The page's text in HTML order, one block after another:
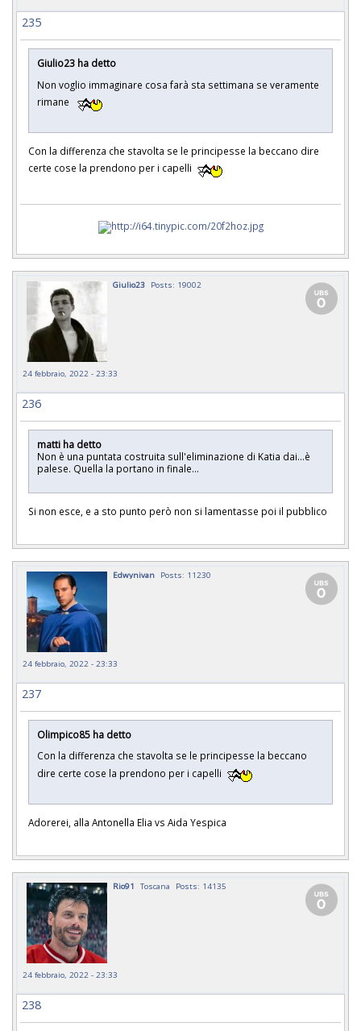
235
Giulio23 ha detto
Non voglio immaginare cosa farà sta settimana se veramente
rimane
Con la differenza che stavolta se le principesse la beccano dire
certe cose la prendono per i capelli
Giulio23 Posts: 19002
24 febbraio, 2022 - 23:33
236
matti ha detto
Non è una puntata costruita sull'eliminazione di Katia dai...è
palese. Quella la portano in finale...
Si non esce, e a sto punto però non si lamentasse poi il pubblico
Edwynivan Posts: 11230
24 febbraio, 2022 - 23:33
237
Olimpico85 ha detto
Con la differenza che stavolta se le principesse la beccano
dire certe cose la prendono per i capelli
Adorerei, alla Antonella Elia vs Aida Yespica
Rio91 Toscana Posts: 14135
24 febbraio, 2022 - 23:33
238